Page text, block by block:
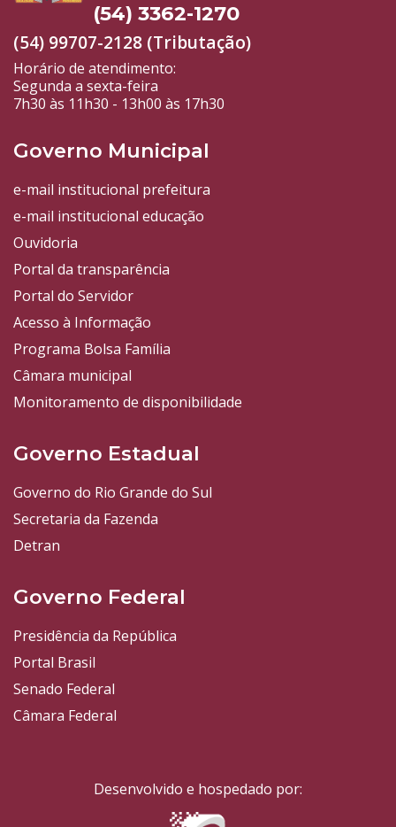
(54) 3362-1270
(54) 99707-2128 (Tributação)
Horário de atendimento:
Segunda a sexta-feira
7h30 às 11h30 - 13h00 às 17h30
Governo Municipal
e-mail institucional prefeitura
e-mail institucional educação
Ouvidoria
Portal da transparência
Portal do Servidor
Acesso à Informação
Programa Bolsa Família
Câmara municipal
Monitoramento de disponibilidade
Governo Estadual
Governo do Rio Grande do Sul
Secretaria da Fazenda
Detran
Governo Federal
Presidência da República
Portal Brasil
Senado Federal
Câmara Federal
Desenvolvido e hospedado por: